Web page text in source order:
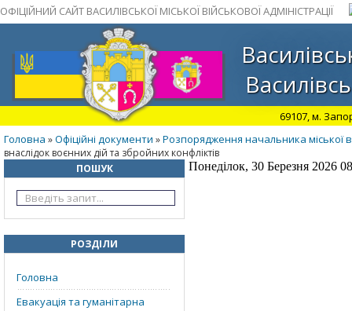
ОФІЦІЙНИЙ САЙТ ВАСИЛІВСЬКОЇ МІСЬКОЇ ВІЙСЬКОВОЇ АДМІНІСТРАЦІЇ
69107, м.
Головна »Офіційні документи »Розпорядження начальника міської
внаслідок воєнних дій та збройних конфліктів
ПОШУК
РОЗДІЛИ
Головна
Евакуація та гуманітарна
Понеділок, 30 Березня 2026